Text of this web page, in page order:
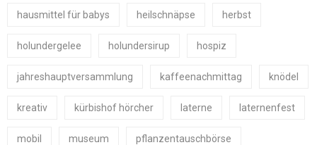
hausmittel für babys heilschnäpse herbst
holundergelee holundersirup hospiz
jahreshauptversammlung kaffeenachmittag knödel
kreativ kürbishof hörcher laterne laternenfest
mobil museum pflanzentauschbörse